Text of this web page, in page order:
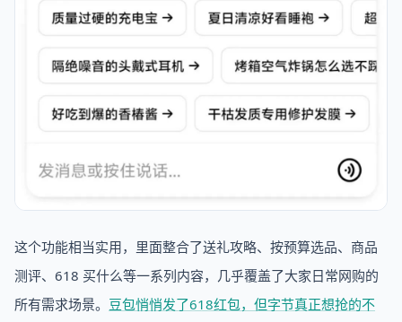
这个功能相当实用，里面整合了送礼攻略、按预算选品、商品
测评、618 买什么等一系列内容，几乎覆盖了大家日常网购的
所有需求场景。 豆包悄悄发了618红包，但字节真正想抢的不